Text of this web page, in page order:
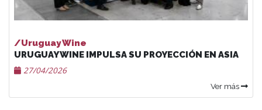
/Uruguay Wine
URUGUAY WINE IMPULSA SU PROYECCIÓN EN ASIA
27/04/2026
Ver más